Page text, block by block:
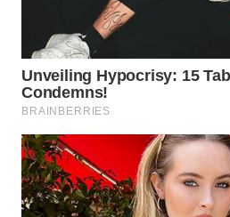
SIMALUNGUN
WN
LABUHANBATU
TAPANULI
TENGAH
WN DELI